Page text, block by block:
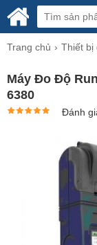
Trang chủ Thiết bị
Máy Đo Độ
6380
Đánh